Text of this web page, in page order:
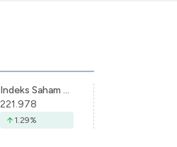
Indeks Saham Syariah Indonesia
221.978
1.29%